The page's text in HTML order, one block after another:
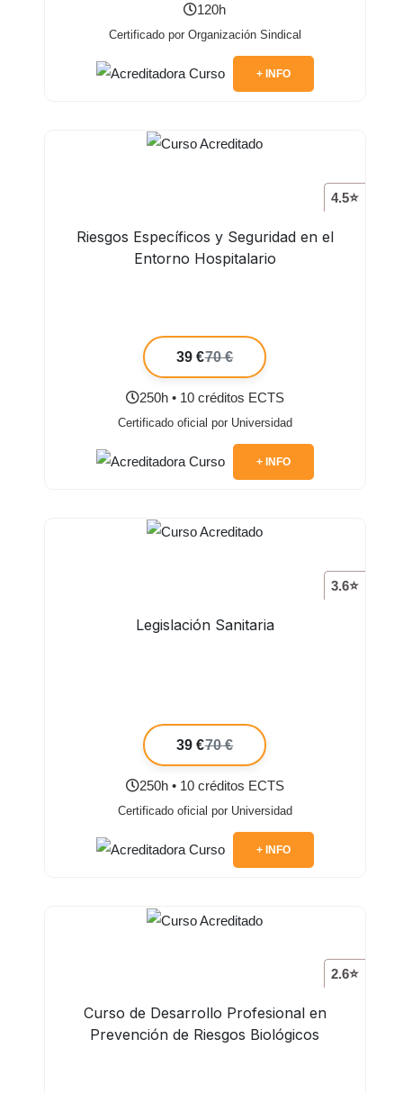
120h
Certificado por Organización Sindical
+ INFO
4.5⭐
Riesgos Específicos y Seguridad en el
Entorno Hospitalario
39 €70 €
250h • 10 créditos ECTS
Certificado oficial por Universidad
+ INFO
3.6⭐
Legislación Sanitaria
39 €70 €
250h • 10 créditos ECTS
Certificado oficial por Universidad
+ INFO
2.6⭐
Curso de Desarrollo Profesional en
Prevención de Riesgos Biológicos